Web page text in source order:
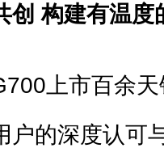
创 构建有温度
上市百余天
户的深度认可